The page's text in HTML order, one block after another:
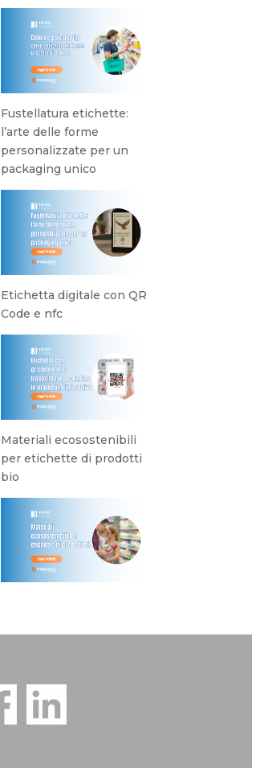
Fustellatura etichette:
l’arte delle forme
personalizzate per un
packaging unico
Etichetta digitale con QR
Code e nfc
Materiali ecosostenibili
per etichette di prodotti
bio